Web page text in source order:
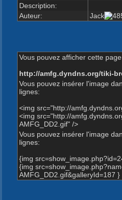
Description:
Auteur:
Jack
Vous pouvez afficher cette
http://amfg.dyndns.org/tiki-
Vous pouvez insérer l'image
lignes:
<img src="http://
<img src="http://
AMFG_DD2.gif" />
Vous pouvez insérer l'image
lignes:
{img
{img
AMFG_DD2.gif&galleryId=187 }